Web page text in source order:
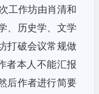
工作坊由肖清和
、历史学、文学
打破会议常规做
者本人不能汇报
后作者进行简要